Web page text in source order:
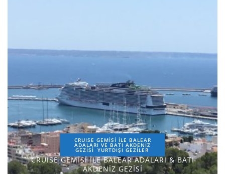
CRUISE GEMİSİ İLE BALEAR
ADALARI VE BATI AKDENİZ
GEZİSİ YURTDIŞI GEZILER
CRUISE GEMİSİ İLE BALEAR ADALARI & BATI
AKDENİZ GEZİSİ